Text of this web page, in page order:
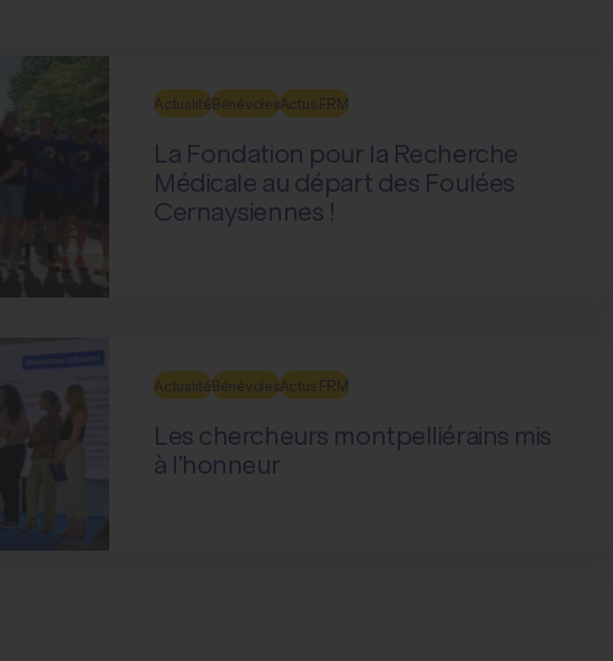
La Fondation pour la Recherche
Médicale au départ des Foulées
Cernaysiennes !
ActualitéBénévolesActus FRM
Les chercheurs montpelliérains mis
à l’honneur
ActualitéBénévolesActus FRM